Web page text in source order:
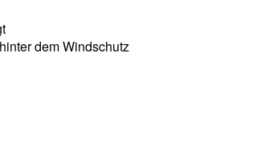
dem Windschutz